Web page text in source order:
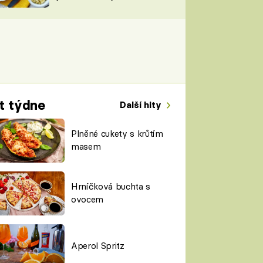
týdne Další hity
Plněné cukety s krůtím
masem
Hrníčková buchta s
ovocem
Aperol Spritz